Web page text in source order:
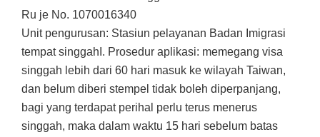
Ru je No. 1070016340
Unit pengurusan: Stasiun pelayanan Badan Imigrasi
tempat singgahI. Prosedur aplikasi: memegang visa
singgah lebih dari 60 hari masuk ke wilayah Taiwan,
dan belum diberi stempel tidak boleh diperpanjang,
bagi yang terdapat perihal perlu terus menerus
singgah, maka dalam waktu 15 hari sebelum batas